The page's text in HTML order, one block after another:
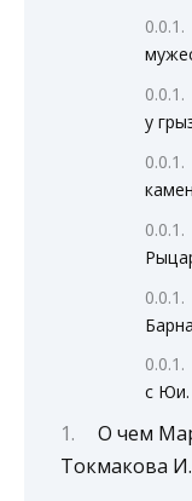
у
с
О чем
Токмакова